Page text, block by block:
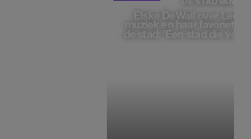
Elske DeWall over
muziek en haar favoriete
de stad: 'Een stad die